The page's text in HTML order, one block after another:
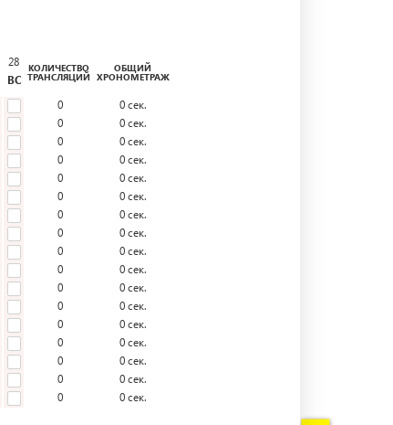
28
ВС
КОЛИЧЕСТВО
ТРАНСЛЯЦИЙ
ОБЩИЙ
ХРОНОМЕТРАЖ
0 0сек.
0 0сек.
0 0сек.
0 0сек.
0 0сек.
0 0сек.
0 0сек.
0 0сек.
0 0сек.
0 0сек.
0 0сек.
0 0сек.
0 0сек.
0 0сек.
0 0сек.
0 0сек.
0 0сек.